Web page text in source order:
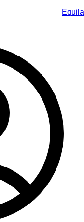
Equila